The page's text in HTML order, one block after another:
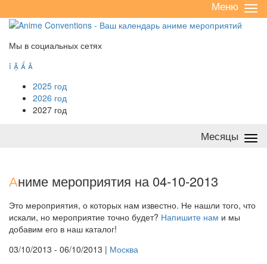
/
Меню
Мы в социальных сетях
   
2025 год
2026 год
2027 год
Месяцы
Аниме мероприятия на 04-10-2013
Это мероприятия, о которых нам известно. Не нашли того, что
искали, но мероприятие точно будет? Напишите нам и мы
добавим его в наш каталог!
03/10/2013 - 06/10/2013 | Москва